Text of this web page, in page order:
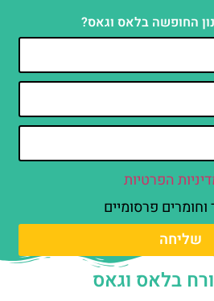
החופשה בלאס וגאס?
הפרטיות
פרסומיים
שליחה
בלאס וגאס